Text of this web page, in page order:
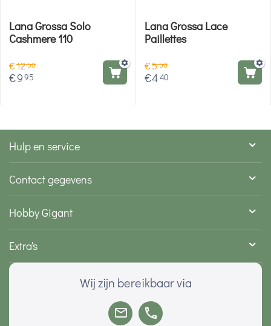
Lana Grossa Solo
Cashmere 110
€1250
€995
Lana Grossa Lace
Paillettes
€550
€440
Hulp en service
Contact gegevens
Hobby Gigant
Extra's
Wij zijn bereikbaar via